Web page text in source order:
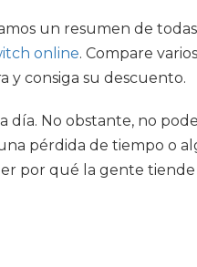
un resumen de
online. Compare
y consiga su descuento.
día. No obstante, no
pérdida de tiempo o
por qué la gente